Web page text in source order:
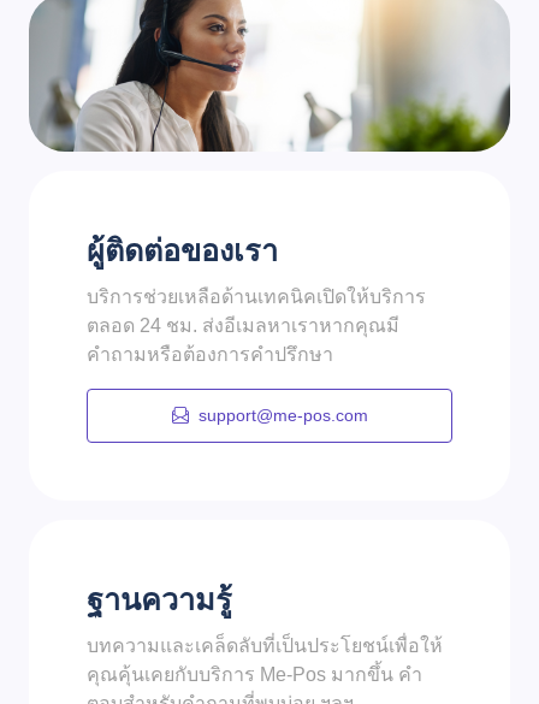
ผู้ติดต่อของเรา
บริการช่วยเหลือด้านเทคนิคเปิดให้บริการ
ตลอด 24 ชม. ส่งอีเมลหาเราหากคุณมี
คำถามหรือต้องการคำปรึกษา
support@me-pos.com
ฐานความรู้
บทความและเคล็ดลับที่เป็นประโยชน์เพื่อให้
คุณคุ้นเคยกับบริการ Me-Pos มากขึ้น คำ